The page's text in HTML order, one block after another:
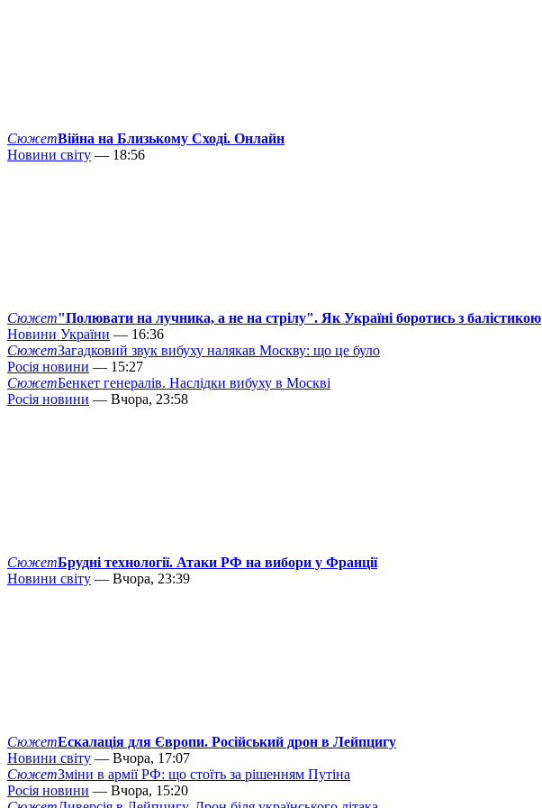
СюжетВійна на Близькому Сході. Онлайн
Новини світу — 18:56
Сюжет"Полювати на лучника, а не на стрілу". Як Україні боротись з балістикою
Новини України — 16:36
СюжетЗагадковий звук вибуху налякав Москву: що це було
Росія новини — 15:27
СюжетБенкет генералів. Наслідки вибуху в Москві
Росія новини — Вчора, 23:58
СюжетБрудні технології. Атаки РФ на вибори у Франції
Новини світу — Вчора, 23:39
СюжетЕскалація для Європи. Російський дрон в Лейпцигу
Новини світу — Вчора, 17:07
СюжетЗміни в армії РФ: що стоїть за рішенням Путіна
Росія новини — Вчора, 15:20